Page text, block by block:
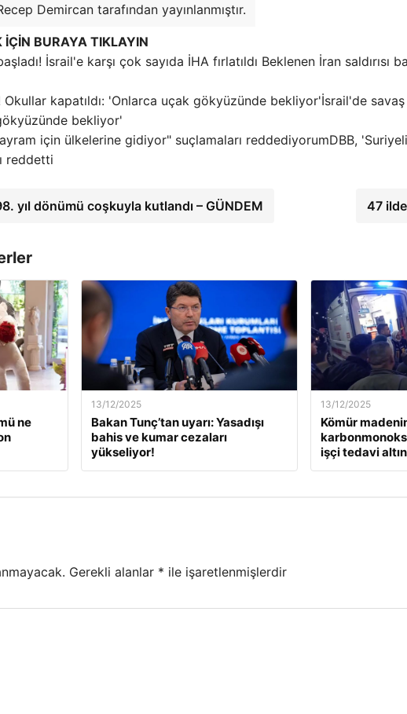
Demircan tarafından yayınlanmıştır.
BURAYA TIKLAYIN
Beklenen İran saldırısı
İsrail'de savaş
bekliyor'
DBB,
reddetti
yıl dönümü coşkuyla kutlandı – GÜNDEM 47
ne
13/12/2025
Bakan Tunç’tan uyarı: Yasadışı
bahis ve kumar cezaları
yükseliyor!
13/12/2025
Kömür
işçi tedavi
Gerekli alanlar * ile işaretlenmişlerdir